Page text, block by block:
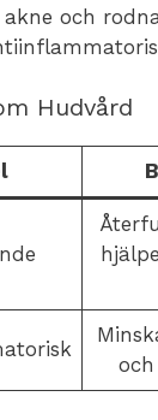
akne och
Hudvård